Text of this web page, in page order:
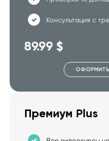
Консультация с
89.99 $
ОФОРМИТЬ
Премиум Plus